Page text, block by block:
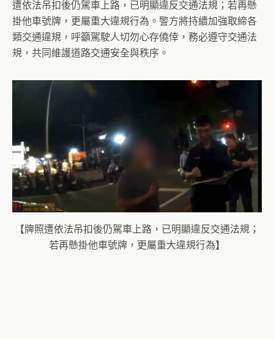
遭依法吊扣後仍駕車上路，已明顯違反交通法規；若再懸
掛他車號牌，更屬重大違規行為。警方將持續加強取締各
類交通違規，呼籲駕駛人切勿心存僥倖，務必遵守交通法
規，共同維護道路交通安全與秩序。
【牌照遭依法吊扣後仍駕車上路，已明顯違反交通法規；
若再懸掛他車號牌，更屬重大違規行為】